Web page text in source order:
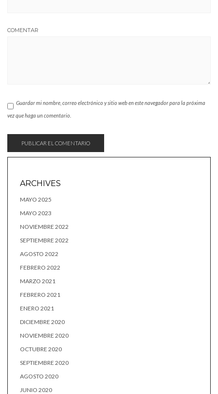
COMENTAR
Guardar mi nombre, correo electrónico y sitio web en este navegador para la próxima
vez que haga un comentario.
ARCHIVES
MAYO 2025
MAYO 2023
NOVIEMBRE 2022
SEPTIEMBRE 2022
AGOSTO 2022
FEBRERO 2022
MARZO 2021
FEBRERO 2021
ENERO 2021
DICIEMBRE 2020
NOVIEMBRE 2020
OCTUBRE 2020
SEPTIEMBRE 2020
AGOSTO 2020
JUNIO 2020